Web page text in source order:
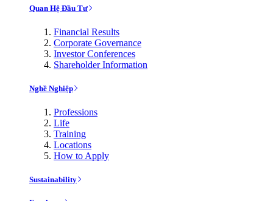
Quan Hệ Đầu Tư
Financial Results
Corporate Governance
Investor Conferences
Shareholder Information
Nghề Nghiệp
Professions
Life
Training
Locations
How to Apply
Sustainability